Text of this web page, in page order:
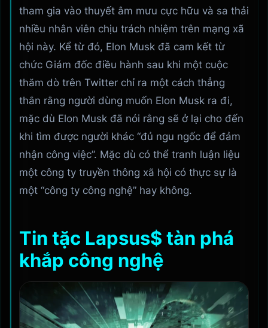
tham gia vào thuyết âm mưu cực hữu và sa thải
nhiều nhân viên chịu trách nhiệm trên mạng xã
hội này. Kể từ đó, Elon Musk đã cam kết từ
chức Giám đốc điều hành sau khi một cuộc
thăm dò trên Twitter chỉ ra một cách thẳng
thắn rằng người dùng muốn Elon Musk ra đi,
mặc dù Elon Musk đã nói ​​rằng sẽ ở lại cho đến
khi tìm được người khác “đủ ngu ngốc để đảm
nhận công việc”. Mặc dù có thể tranh luận liệu
một công ty truyền thông xã hội có thực sự là
một “công ty công nghệ” hay không.
Tin tặc Lapsus$ tàn phá
khắp công nghệ